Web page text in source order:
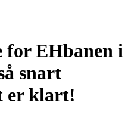
for EHbanen i
snart
er klart!